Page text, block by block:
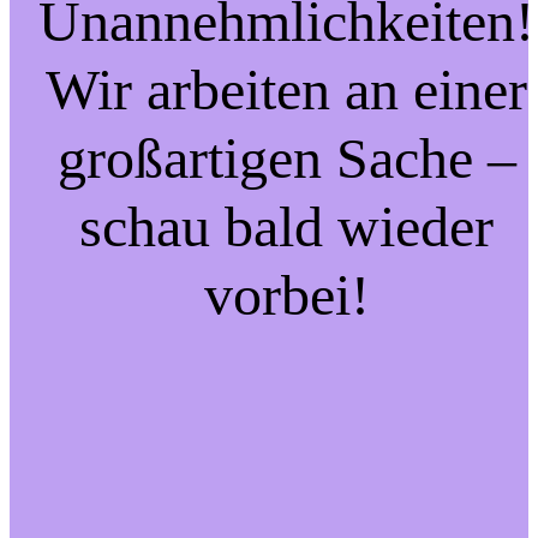
Unannehmlichkeiten!
Wir arbeiten an einer
großartigen Sache –
schau bald wieder
vorbei!